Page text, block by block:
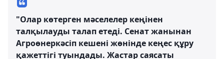
"Олар көтерген мәселелер кеңінен
талқылауды талап етеді. Сенат жанынан
Агроөнеркәсіп кешені жөнінде кеңес құру
қажеттігі туындады. Жастар саясаты